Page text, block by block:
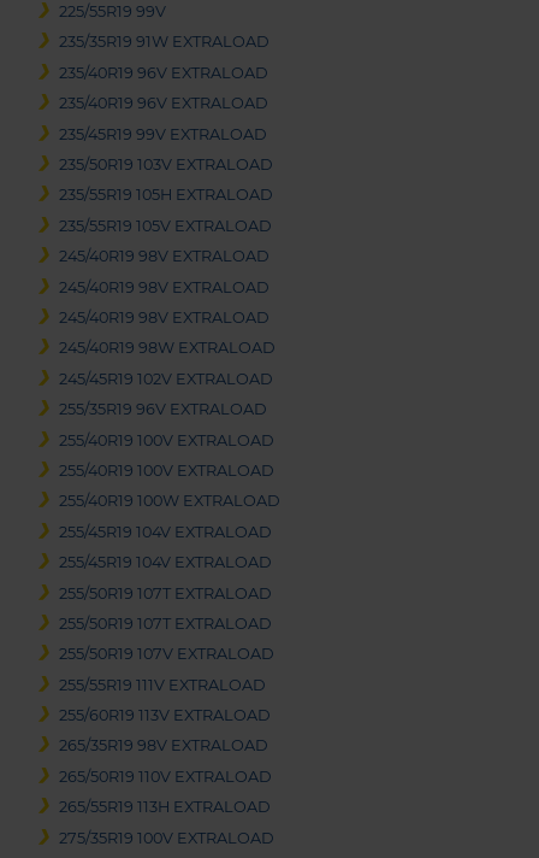
225/55R19 99V
235/35R19 91W EXTRALOAD
235/40R19 96V EXTRALOAD
235/40R19 96V EXTRALOAD
235/45R19 99V EXTRALOAD
235/50R19 103V EXTRALOAD
235/55R19 105H EXTRALOAD
235/55R19 105V EXTRALOAD
245/40R19 98V EXTRALOAD
245/40R19 98V EXTRALOAD
245/40R19 98V EXTRALOAD
245/40R19 98W EXTRALOAD
245/45R19 102V EXTRALOAD
255/35R19 96V EXTRALOAD
255/40R19 100V EXTRALOAD
255/40R19 100V EXTRALOAD
255/40R19 100W EXTRALOAD
255/45R19 104V EXTRALOAD
255/45R19 104V EXTRALOAD
255/50R19 107T EXTRALOAD
255/50R19 107T EXTRALOAD
255/50R19 107V EXTRALOAD
255/55R19 111V EXTRALOAD
255/60R19 113V EXTRALOAD
265/35R19 98V EXTRALOAD
265/50R19 110V EXTRALOAD
265/55R19 113H EXTRALOAD
275/35R19 100V EXTRALOAD